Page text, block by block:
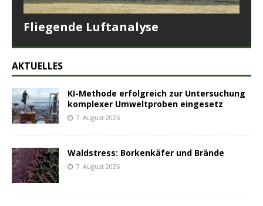
Fliegende Luftanalyse
AKTUELLES
KI-Methode erfolgreich zur Untersuchung
komplexer Umweltproben eingesetz
7. August 2026
Waldstress: Borkenkäfer und Brände
7. August 2026